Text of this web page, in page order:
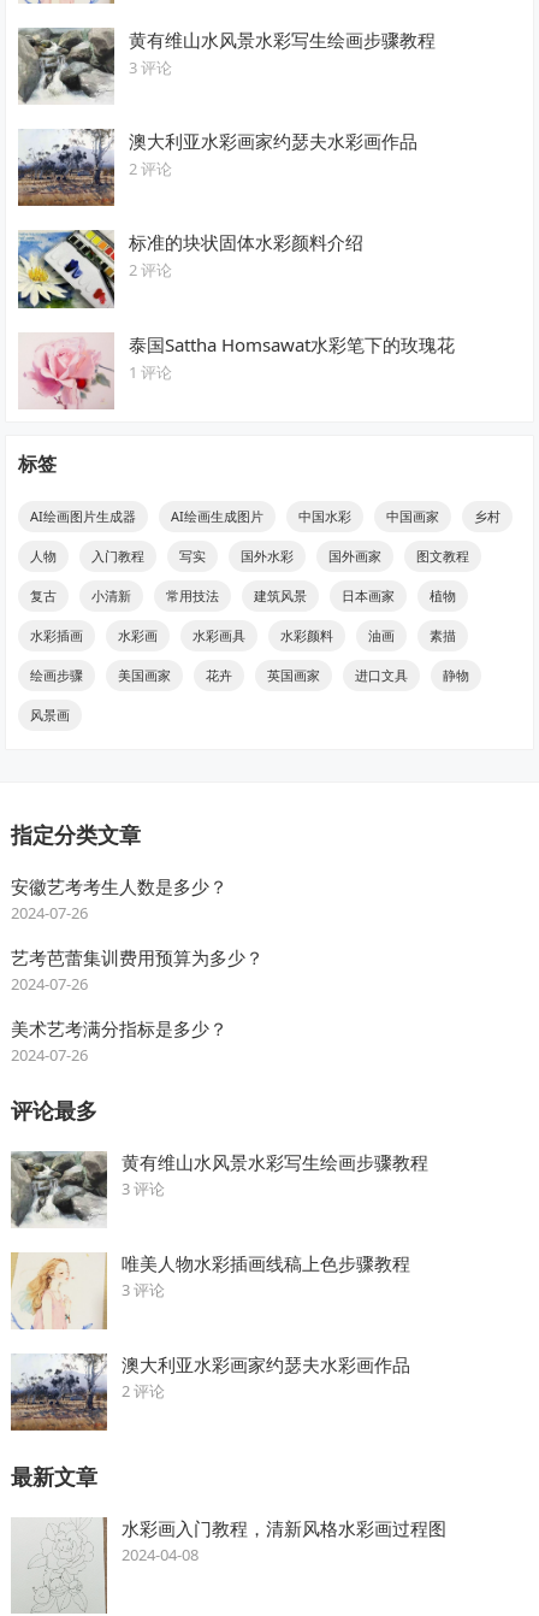
黄有维山水风景水彩写生绘画步骤教程
3 评论
澳大利亚水彩画家约瑟夫水彩画作品
2 评论
标准的块状固体水彩颜料介绍
2 评论
泰国Sattha Homsawat水彩笔下的玫瑰花
1 评论
标签
AI绘画图片生成器 AI绘画生成图片 中国水彩 中国画家 乡村
人物 入门教程 写实 国外水彩 国外画家 图文教程
复古 小清新 常用技法 建筑风景 日本画家 植物
水彩插画 水彩画 水彩画具 水彩颜料 油画 素描
绘画步骤 美国画家 花卉 英国画家 进口文具 静物
风景画
指定分类文章
安徽艺考考生人数是多少？
2024-07-26
艺考芭蕾集训费用预算为多少？
2024-07-26
美术艺考满分指标是多少？
2024-07-26
评论最多
黄有维山水风景水彩写生绘画步骤教程
3 评论
唯美人物水彩插画线稿上色步骤教程
3 评论
澳大利亚水彩画家约瑟夫水彩画作品
2 评论
最新文章
水彩画入门教程，清新风格水彩画过程图
2024-04-08